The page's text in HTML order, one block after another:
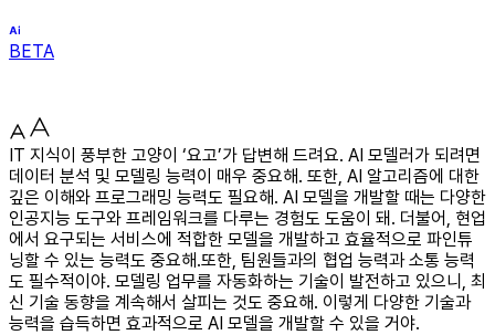
BETA
IT 지식이 풍부한 고양이 ‘요고’가 답변해 드려요. AI 모델러가 되려면
데이터 분석 및 모델링 능력이 매우 중요해. 또한, AI 알고리즘에 대한
깊은 이해와 프로그래밍 능력도 필요해. AI 모델을 개발할 때는 다양한
인공지능 도구와 프레임워크를 다루는 경험도 도움이 돼. 더불어, 현업
에서 요구되는 서비스에 적합한 모델을 개발하고 효율적으로 파인튜
닝할 수 있는 능력도 중요해.또한, 팀원들과의 협업 능력과 소통 능력
도 필수적이야. 모델링 업무를 자동화하는 기술이 발전하고 있으니, 최
신 기술 동향을 계속해서 살피는 것도 중요해. 이렇게 다양한 기술과
능력을 습득하면 효과적으로 AI 모델을 개발할 수 있을 거야.